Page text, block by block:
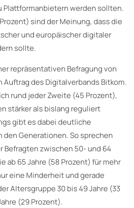
Plattformanbietern werden sollten.
sind der Meinung, dass die
und europäischer digitaler
sollte.
repräsentativen Befragung von
Auftrag des Digitalverbands Bitkom.
rund jeder Zweite (45 Prozent),
stärker als bislang reguliert
gibt es dabei deutliche
Generationen. So sprechen
Befragten zwischen 50- und 64
ab 65 Jahre (58 Prozent) für mehr
eine Minderheit und gerade
Altersgruppe 30 bis 49 Jahre (33
(29 Prozent).